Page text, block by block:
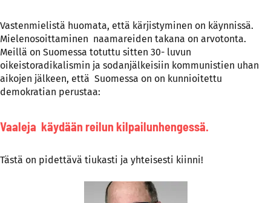
Vastenmielistä huomata, että kärjistyminen on käynnissä.
Mielenosoittaminen naamareiden takana on arvotonta.
Meillä on Suomessa totuttu sitten 30- luvun
oikeistoradikalismin ja sodanjälkeisiin kommunistien uhan
aikojen jälkeen, että Suomessa on on kunnioitettu
demokratian perustaa:
Vaaleja käydään reilun kilpailunhengessä.
Tästä on pidettävä tiukasti ja yhteisesti kiinni!